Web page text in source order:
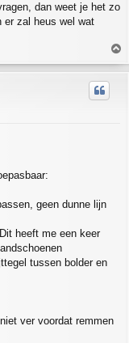
dan weet je het zo
er zal heus wel wat
o
p
geen dunne lijn
heeft me een keer
tussen bolder en
ver voordat remmen